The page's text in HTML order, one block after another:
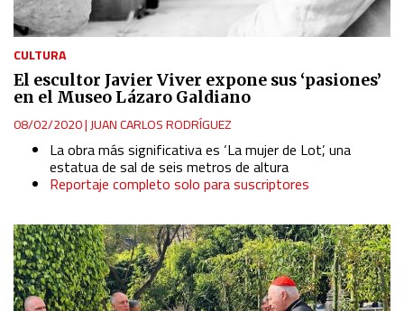
CULTURA
El escultor Javier Viver expone sus ‘pasiones’
en el Museo Lázaro Galdiano
08/02/2020| JUAN CARLOS RODRÍGUEZ
La obra más significativa es ‘La mujer de Lot’, una
estatua de sal de seis metros de altura
Reportaje completo solo para suscriptores